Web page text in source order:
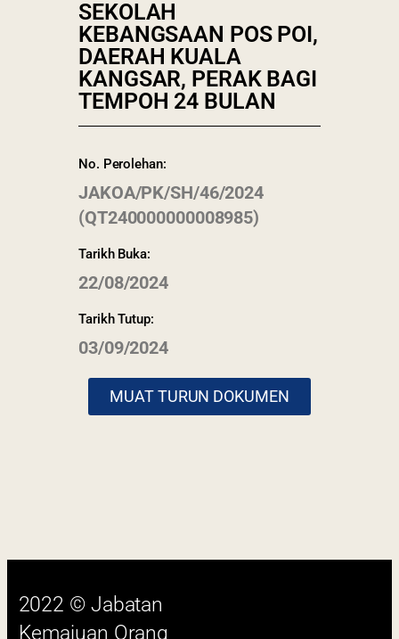
SEKOLAH
KEBANGSAAN POS POI,
DAERAH KUALA
KANGSAR, PERAK BAGI
TEMPOH 24 BULAN
No. Perolehan:
JAKOA/PK/SH/46/2024
(QT240000000008985)
Tarikh Buka:
22/08/2024
Tarikh Tutup:
03/09/2024
MUAT TURUN DOKUMEN
Kemajuan Orang
Asli (JAKOA)
browser versi terkini dengan